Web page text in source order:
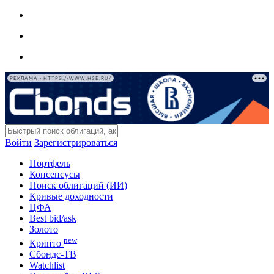
РЕКЛАМА • HTTPS://WWW.HSE.RU/
Войти Зарегистрироваться
Портфель
Консенсусы
Поиск облигаций (ИИ)
Кривые доходности
ЦФА
Best bid/ask
Золото
Крипто new
Сбондс-ТВ
Watchlist